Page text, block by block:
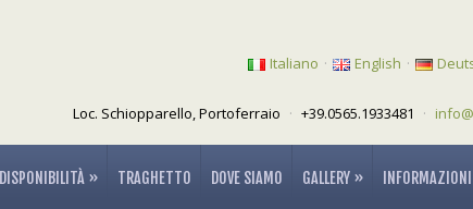
Italiano · English ·
Loc. Schiopparello, Portoferraio · +39.0565.1933481 ·
DISPONIBILITÀ » TRAGHETTO DOVE SIAMO GALLERY » INFORMAZIONI